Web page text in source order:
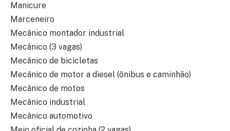
Manicure
Marceneiro
Mecânico montador industrial
Mecânico (3 vagas)
Mecânico de bicicletas
Mecânico de motor a diesel (ônibus e caminhão)
Mecânico de motos
Mecânico industrial
Mecânico automotivo